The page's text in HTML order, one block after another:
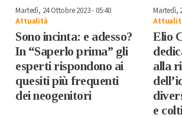
Martedì, 24 Ottobre 2023 - 05:40
Attualità
Sono incinta: e adesso?
In “Saperlo prima” gli
esperti rispondono ai
quesiti più frequenti
dei neogenitori
Martedì,
Elio
alla
e